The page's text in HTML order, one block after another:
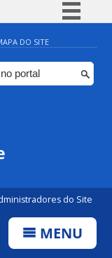
BR
Participe
DO SITE
do Site
MENU